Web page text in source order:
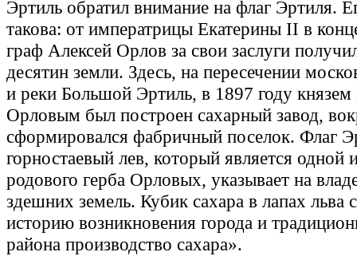
Эртиль обратил внимание на флаг Эртиля.
такова: от императрицы Екатерины II в
граф Алексей Орлов за свои заслуги
десятин земли. Здесь, на пересечении
и реки Большой Эртиль, в 1897 году
Орловым был построен сахарный завод,
сформировался фабричный поселок. Флаг
горностаевый лев, который является одной
родового герба Орловых, указывает на
здешних земель. Кубик сахара в лапах льва
историю возникновения города и
района производство сахара».